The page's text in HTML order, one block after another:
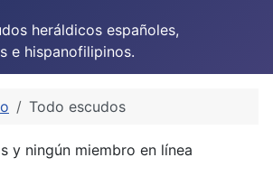
heráldicos españoles,
e hispanofilipinos.
Todo escudos
y ningún miembro en línea